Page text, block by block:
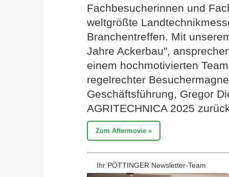
Fachbesucherinnen und
weltgrößte
Branchentreffen. Mit
Jahre Ackerbau",
einem hochmotivierten
regelrechter
Geschäftsführung, Gregor
AGRITECHNICA 2025
Zum Aftermovie »
Ihr PÖTTINGER Newsletter-Team